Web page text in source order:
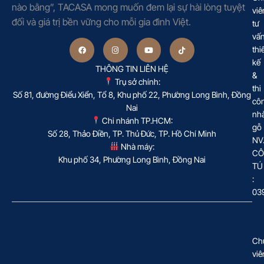
nào bằng”, TACASA mong muốn đem lại sự hài lòng tuyệt
đối và giá trị bền vững cho mỗi gia đình Việt.
THÔNG TIN LIÊN HỆ
Trụ sở chính:
Số 81, đường Điểu Xiển, Tổ 8, Khu phố 22, Phường Long Bình, Đồng
Nai
Chi nhánh TP.HCM:
Số 28, Thảo Điền, TP. Thủ Đức, TP. Hồ Chí Minh
Nhà máy:
Khu phố 34, Phường Long Bình, Đồng Nai
tư
kế
&
thi
gỗ
NV.
TÚ
: